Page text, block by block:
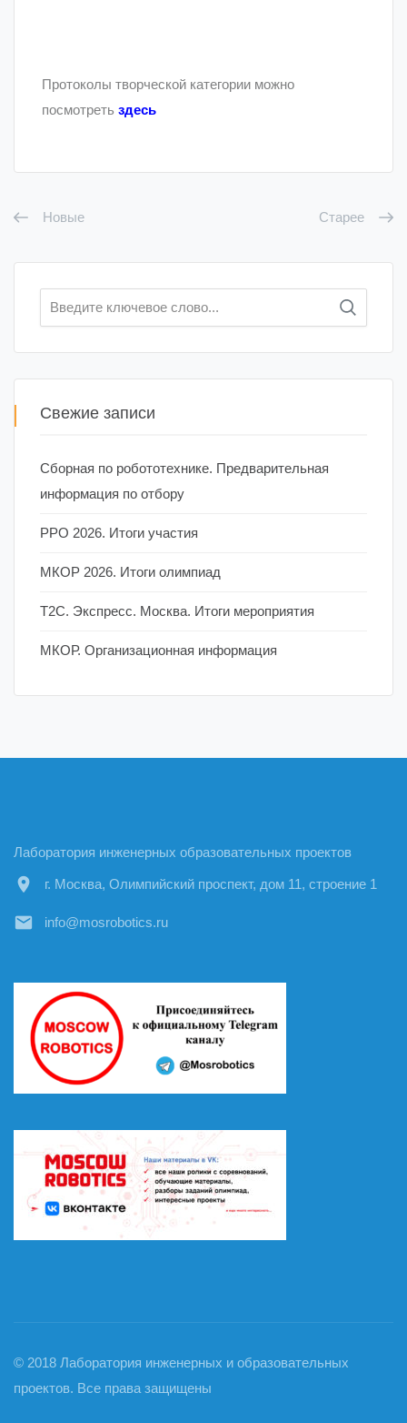
Протоколы творческой категории можно
посмотреть здесь
Новые Старее
Искать:
Свежие записи
Сборная по робототехнике. Предварительная
информация по отбору
РРО 2026. Итоги участия
МКОР 2026. Итоги олимпиад
Т2С. Экспресс. Москва. Итоги мероприятия
МКОР. Организационная информация
Лаборатория инженерных образовательных проектов
location_on г. Москва, Олимпийский проспект, дом 11, строение 1
email info@mosrobotics.ru
© 2018 Лаборатория инженерных и образовательных
проектов. Все права защищены